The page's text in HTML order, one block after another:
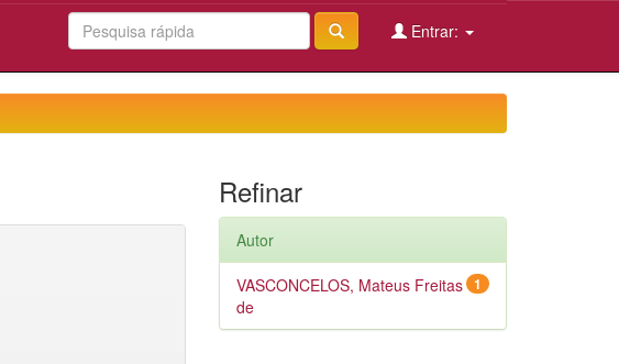
Entrar:
Refinar
Autor
1
VASCONCELOS, Mateus Freitas
de